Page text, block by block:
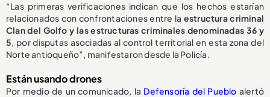
“Las primeras verificaciones indican que los hechos estarían
relacionados con confrontaciones entre la estructura criminal
Clan del Golfo y las estructuras criminales denominadas 36 y
5, por disputas asociadas al control territorial en esta zona del
Norte antioqueño”, manifestaron desde la Policía.
Están usando drones
Por medio de un comunicado, la Defensoría del Pueblo alertó